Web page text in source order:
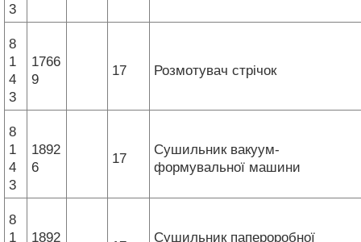
3
8
1
4
3
1766
9
17 Розмотувач стрічок
8
1
4
3
1892
6
17
Сушильник вакуум-
формувальної машини
8
1
1892
Сушильник папероробної